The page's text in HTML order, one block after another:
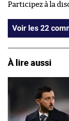
Participez à la
Voir les
À lire aussi